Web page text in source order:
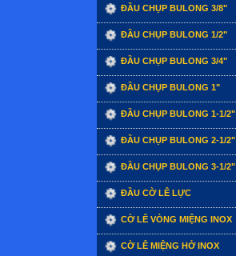
ĐẦU CHỤP BULONG 3/8"
ĐẦU CHỤP BULONG 1/2"
ĐẦU CHỤP BULONG 3/4"
ĐẦU CHỤP BULONG 1"
ĐẦU CHỤP BULONG 1-1/2"
ĐẦU CHỤP BULONG 2-1/2"
ĐẦU CHỤP BULONG 3-1/2"
ĐẦU CỜ LÊ LỰC
CỜ LÊ VÒNG MIỆNG INOX
CỜ LÊ MIỆNG HỞ INOX